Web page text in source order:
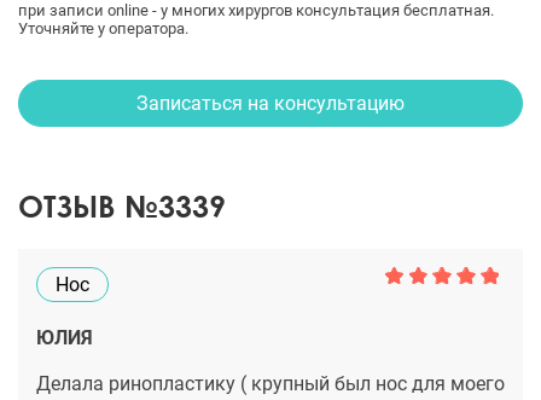
при записи online - у многих хирургов консультация бесплатная.
Уточняйте у оператора.
Записаться на консультацию
ОТЗЫВ №3339
Нос
ЮЛИЯ
Делала ринопластику ( крупный был нос для моего